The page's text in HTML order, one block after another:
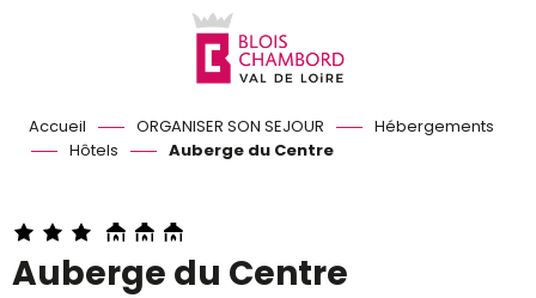
Accueil ORGANISER SON SEJOUR
Hébergements
Hôtels
Auberge du Centre
Auberge du Centre